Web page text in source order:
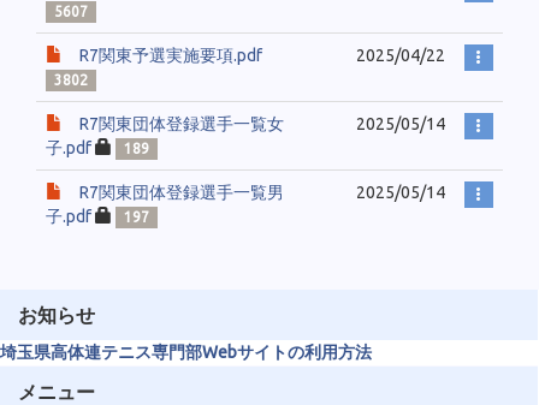
5607
R7関東予選実施要項.pdf
3802
2025/04/22
R7関東団体登録選手一覧女
子.pdf
189
2025/05/14
R7関東団体登録選手一覧男
子.pdf
197
2025/05/14
お知らせ
埼玉県高体連テニス専門部Webサイトの利用方法
メニュー